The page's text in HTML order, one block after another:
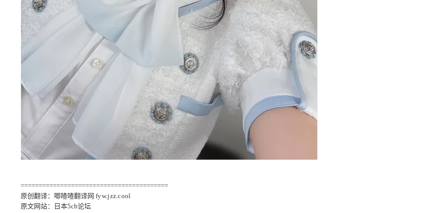
=========================================
原创翻译：唧喳喳翻译网 fyw.jzz.cool
原文网站：日本5ch论坛